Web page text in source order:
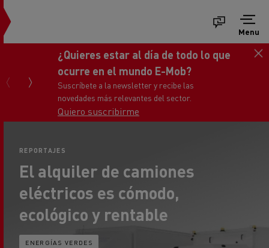
Menu
¿Quieres estar al día de todo lo que
ocurre en el mundo E-Mob?
Suscríbete a la newsletter y recibe las
novedades más relevantes del sector.
Quiero suscribirme
REPORTAJES
El alquiler de camiones
eléctricos es cómodo,
ecológico y rentable
ENERGÍAS VERDES